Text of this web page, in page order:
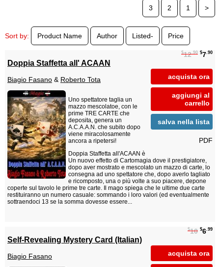
3 2 1 >
Sort by: Product Name Author Listed- Price
$12.90 $7.90
acquista ora
aggiungi al
carrello
salva nella lista
PDF
Doppia Staffetta all' ACAAN
Biagio Fasano & Roberto Tota
Uno spettatore taglia un
mazzo mescolatoe, con le
prime TRE CARTE che
deposita, genera un
A.C.A.A.N. che subito dopo
viene miracolosamente
ancora a ripetersi!
Doppia Staffetta all'ACAAN è
Un nuovo effetto di Cartomagia dove il prestigiatore,
dopo aver mostrato e mescolato un mazzo di carte, lo
consegna ad uno spettatore che, dopo averlo tagliato
e ricomposto, una o più volte a suo piacere, depone
coperte sul tavolo le prime tre carte. Il mago spiega che le ultime due carte
restituiranno un numero casuale: sommando i loro valori (ed eventualmente
sottraendoci 13 se la somma dovesse essere...
$10 $6.99
acquista ora
Self-Revealing Mystery Card (Italian)
Biagio Fasano